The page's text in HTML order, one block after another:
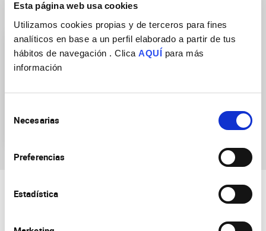
Esta página web usa cookies
Utilizamos cookies propias y de terceros para fines
analíticos en base a un perfil elaborado a partir de tus
hábitos de navegación . Clica AQUÍ para más
información
Necesarias
Preferencias
Estadística
Grupos de Investigación
de Circuitos Bilaterales